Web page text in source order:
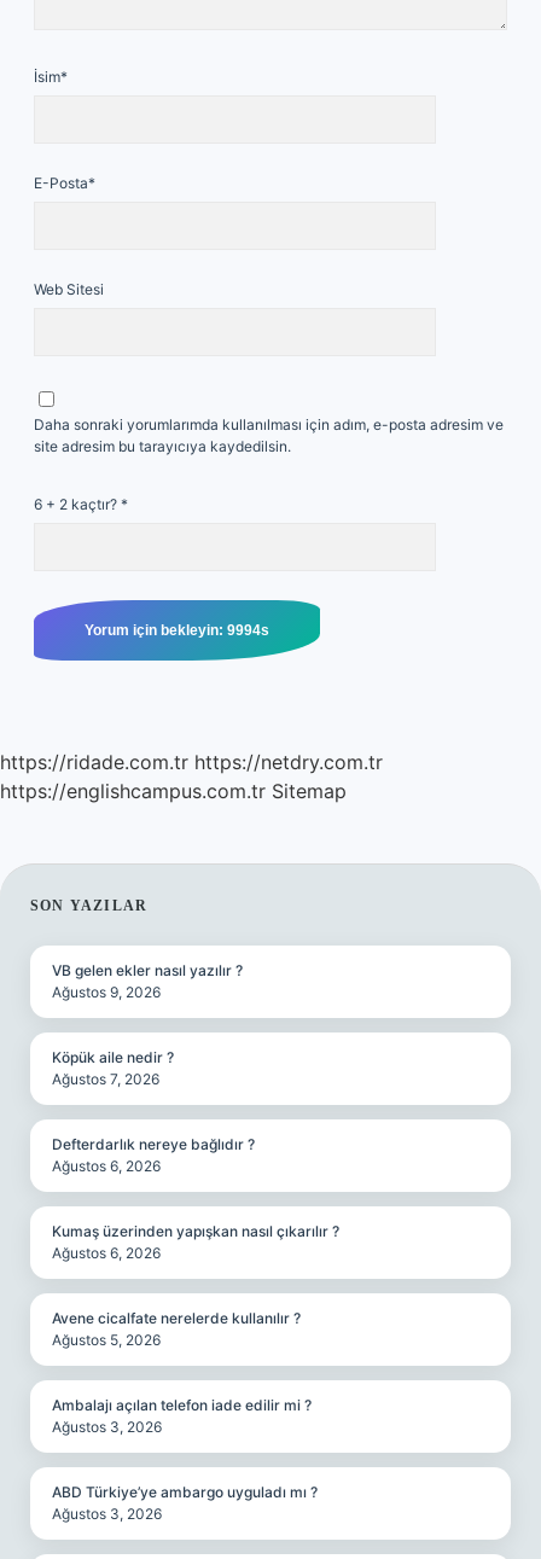
İsim*
E-Posta*
Web Sitesi
Daha sonraki yorumlarımda kullanılması için adım, e-posta adresim ve
site adresim bu tarayıcıya kaydedilsin.
6 + 2 kaçtır? *
https://ridade.com.tr https://netdry.com.tr
https://englishcampus.com.tr Sitemap
SIDEBAR
SON YAZILAR
VB gelen ekler nasıl yazılır ?
Ağustos 9, 2026
Köpük aile nedir ?
Ağustos 7, 2026
Defterdarlık nereye bağlıdır ?
Ağustos 6, 2026
Kumaş üzerinden yapışkan nasıl çıkarılır ?
Ağustos 6, 2026
Avene cicalfate nerelerde kullanılır ?
Ağustos 5, 2026
Ambalajı açılan telefon iade edilir mi ?
Ağustos 3, 2026
ABD Türkiye’ye ambargo uyguladı mı ?
Ağustos 3, 2026